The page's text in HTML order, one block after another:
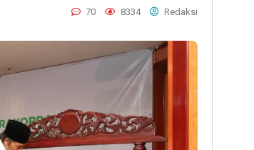
70 8334 Redaksi